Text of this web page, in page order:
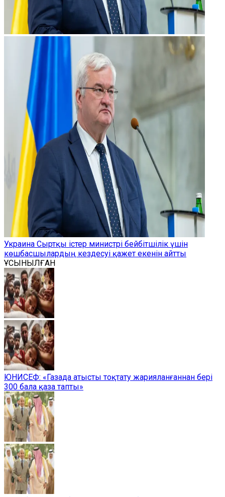
Украина Сыртқы істер министрі бейбітшілік үшін
көшбасшылардың кездесуі қажет екенін айтты
ҰСЫНЫЛҒАН
ЮНИСЕФ: «Газада атысты тоқтату жарияланғаннан бері
300 бала қаза тапты»